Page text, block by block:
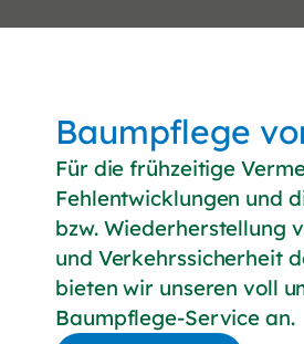
Baumpflege
Für die frühzeitige
Fehlentwicklungen und
bzw. Wiederherstellung
und Verkehrssicherheit
bieten wir unseren voll
Baumpflege-Service an.